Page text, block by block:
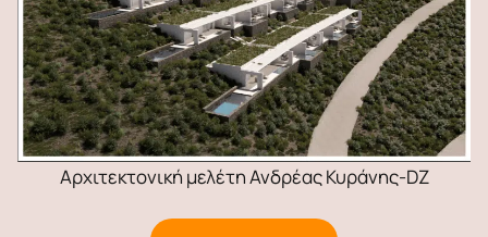
Αρχιτεκτονική μελέτη Ανδρέας Κυράνης-DZ